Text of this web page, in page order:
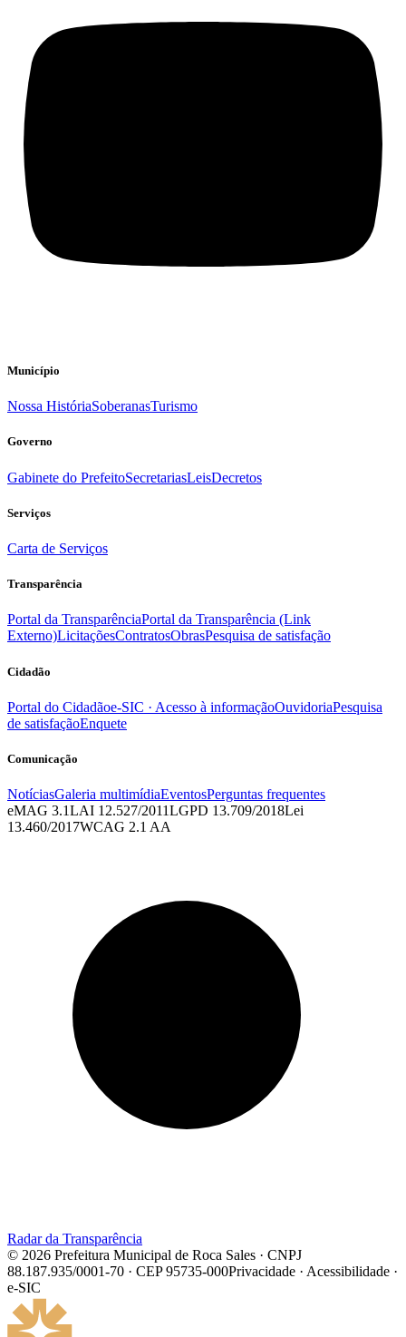
Município
Nossa HistóriaSoberanasTurismo
Governo
Gabinete do PrefeitoSecretariasLeisDecretos
Serviços
Carta de Serviços
Transparência
Portal da TransparênciaPortal da Transparência (Link
Externo)LicitaçõesContratosObrasPesquisa de satisfação
Cidadão
Portal do Cidadãoe-SIC · Acesso à informaçãoOuvidoriaPesquisa
de satisfaçãoEnquete
Comunicação
NotíciasGaleria multimídiaEventosPerguntas frequentes
eMAG 3.1LAI 12.527/2011LGPD 13.709/2018Lei
13.460/2017WCAG 2.1 AA
Radar da Transparência
© 2026 Prefeitura Municipal de Roca Sales · CNPJ
88.187.935/0001-70 · CEP 95735-000Privacidade · Acessibilidade ·
e-SIC